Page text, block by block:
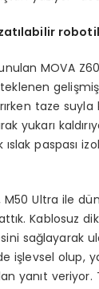
ılabilir
MOVA
taze
yukarı
paspası
M50 Ultra ile
Kablosuz
sağlayarak
olup,
yanıt veriyor.